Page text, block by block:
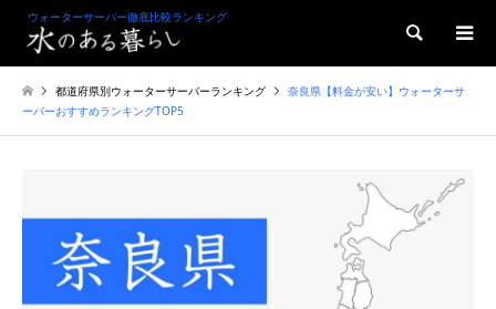
ウォーターサーバー徹底比較ランキング
検索
都道府県別ウォーターサーバーランキング
奈良県【料金が安い】ウォーターサ
ーバーおすすめランキングTOP5